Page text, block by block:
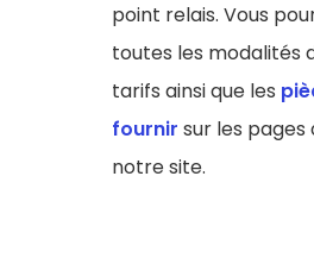
point relais. Vous
toutes les modalités
tarifs ainsi que les
fournir sur les pages
notre site.